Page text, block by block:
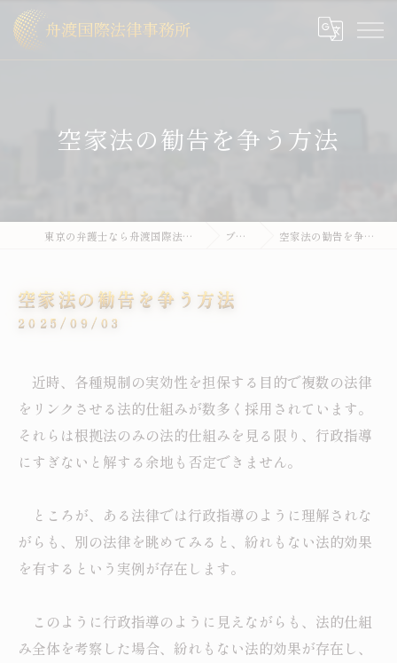
空家法の勧告を争う方法
東京の弁護士なら舟渡国際法律事務所 ブログ 空家法の勧告を争う方法
空家法の勧告を争う方法
2025/09/03
近時、各種規制の実効性を担保する目的で複数の法律
をリンクさせる法的仕組みが数多く採用されています。
それらは根拠法のみの法的仕組みを見る限り、行政指導
にすぎないと解する余地も否定できません。
ところが、ある法律では行政指導のように理解されな
がらも、別の法律を眺めてみると、紛れもない法的効果
を有するという実例が存在します。
このように行政指導のように見えながらも、法的仕組
み全体を考察した場合、紛れもない法的効果が存在し、